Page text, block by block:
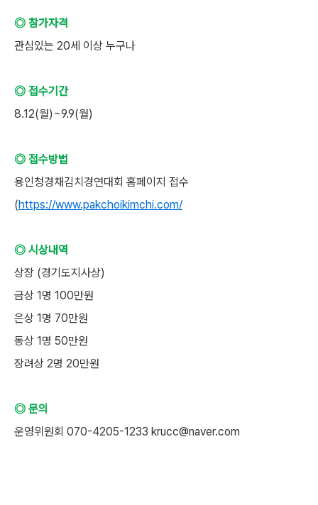
◎ 참가자격
관심있는 20세 이상 누구나
◎ 접수기간
8.12(월)~9.9(월)
◎ 접수방법
용인청경채김치경연대회 홈페이지 접수
(https://www.pakchoikimchi.com/
◎ 시상내역
상장 (경기도지사상)
금상 1명 100만원
은상 1명 70만원
동상 1명 50만원
장려상 2명 20만원
◎ 문의
운영위원회 070-4205-1233 krucc@naver.com